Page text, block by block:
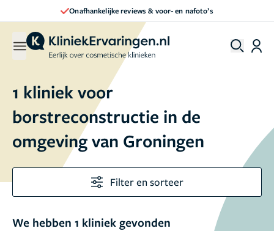
Onafhankelijke reviews & voor- en nafoto’s
1 kliniek voor
borstreconstructie in de
omgeving van Groningen
Filter en sorteer
We hebben 1 kliniek gevonden